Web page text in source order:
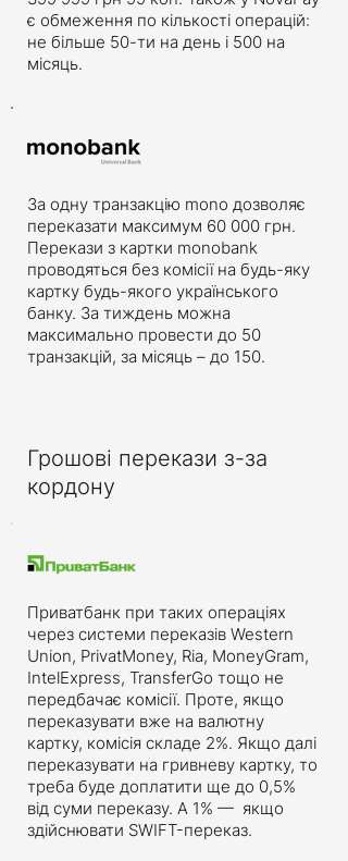
є обмеження по кількості операцій:
не більше 50-ти на день і 500 на
місяць.
За одну транзакцію mono дозволяє
переказати максимум 60 000 грн.
Перекази з картки monobank
проводяться без комісії на будь-яку
картку будь-якого українського
банку. За тиждень можна
максимально провести до 50
транзакцій, за місяць – до 150.
Грошові перекази з-за
кордону
Приватбанк при таких операціях
через системи переказів Western
Union, PrivatMoney, Ria, MoneyGram,
IntelExpress, TransferGo тощо не
передбачає комісії. Проте, якщо
переказувати вже на валютну
картку, комісія складе 2%. Якщо далі
переказувати на гривневу картку, то
треба буде доплатити ще до 0,5%
від суми переказу. А 1% — якщо
здійснювати SWIFT-переказ.